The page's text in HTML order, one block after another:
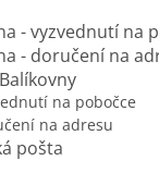
-
-
65
vyzvednutí
doručení